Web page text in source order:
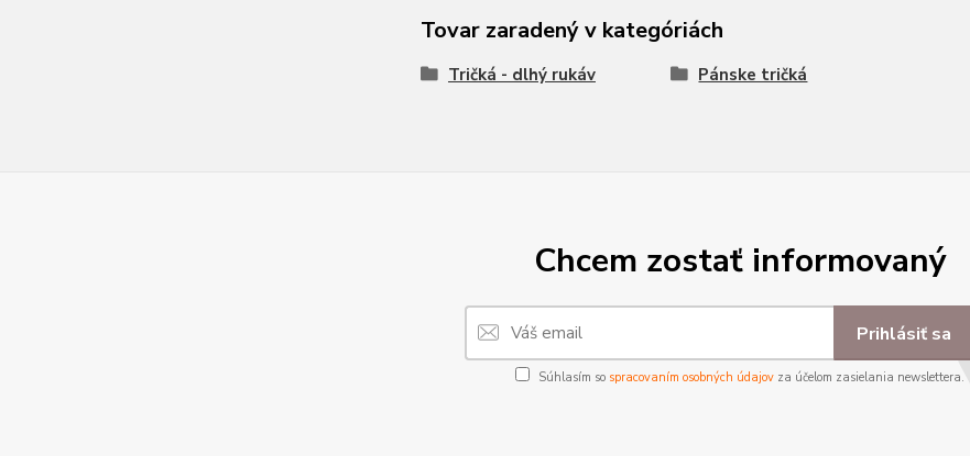
Tovar zaradený v kategóriách
Tričká - dlhý rukáv Pánske tričká
Chcem zostať informovaný
Prihlásiť sa
Súhlasím so spracovaním osobných údajov za účelom zasielania newslettera.